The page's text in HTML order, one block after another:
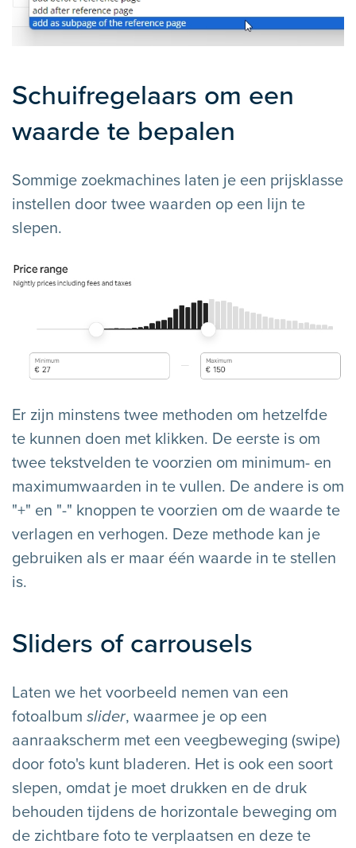
Schuifregelaars om een
waarde te bepalen
Sommige zoekmachines laten je een prijsklasse
instellen door twee waarden op een lijn te
slepen.
Er zijn minstens twee methoden om hetzelfde
te kunnen doen met klikken. De eerste is om
twee tekstvelden te voorzien om minimum- en
maximumwaarden in te vullen. De andere is om
"+" en "-" knoppen te voorzien om de waarde te
verlagen en verhogen. Deze methode kan je
gebruiken als er maar één waarde in te stellen
is.
Sliders of carrousels
Laten we het voorbeeld nemen van een
fotoalbum slider, waarmee je op een
aanraakscherm met een veegbeweging (swipe)
door foto's kunt bladeren. Het is ook een soort
slepen, omdat je moet drukken en de druk
behouden tijdens de horizontale beweging om
de zichtbare foto te verplaatsen en deze te